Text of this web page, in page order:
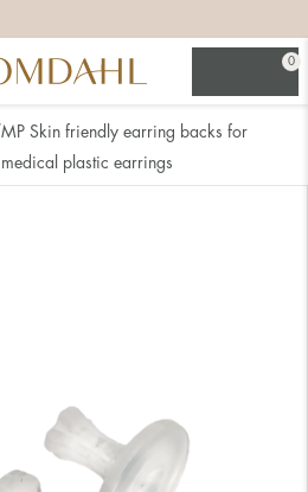
0
MP Skin friendly earring backs for
medical plastic earrings